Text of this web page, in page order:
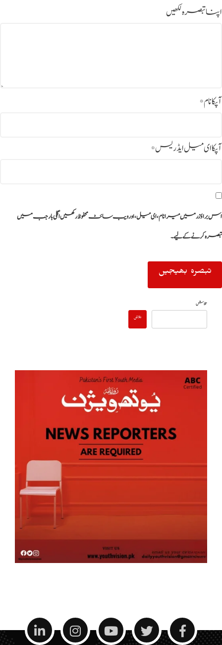
اپنا تبصرہ لکھیں
آپکا نام*
آپکا ای میل ایڈریس*
اس براؤزر میں میرا نام، ای میل، اور ویب سائٹ محفوظ رکھیں اگلی بار جب میں
تبصرہ کرنے کےلیے۔
تلاش
تلاش